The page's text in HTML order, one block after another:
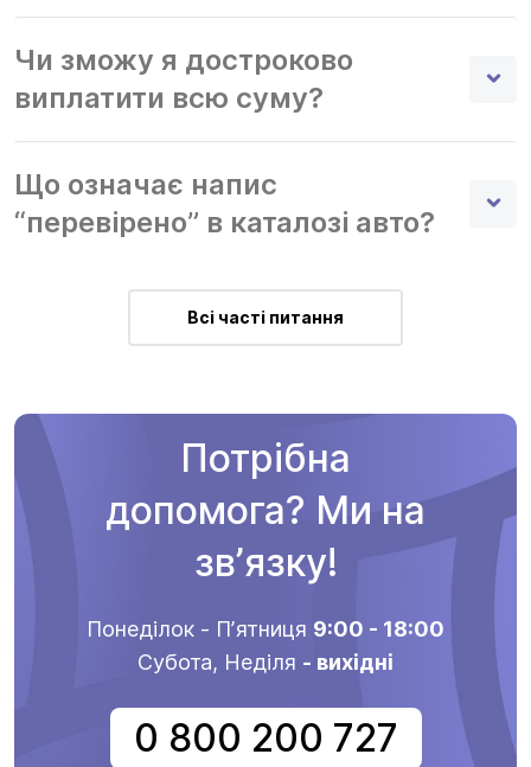
Чи зможу я достроково
виплатити всю суму?
Що означає напис
“перевірено” в каталозі авто?
Всі часті питання
Потрібна
допомога? Ми на
звʼязку!
Понеділок - Пʼятниця 9:00 - 18:00
Субота, Неділя - вихідні
0 800 200 727